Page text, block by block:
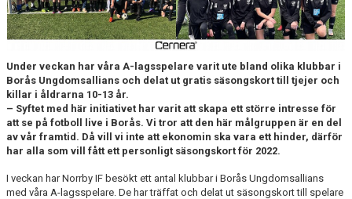
BILDER 2025
Under veckan har våra A-lagsspelare varit ute bland olika klubbar i
Borås Ungdomsallians och delat ut gratis säsongskort till tjejer och
killar i åldrarna 10-13 år.
– Syftet med här initiativet har varit att skapa ett större intresse för
att se på fotboll live i Borås. Vi tror att den här målgruppen är en del
av vår framtid. Då vill vi inte att ekonomin ska vara ett hinder, därför
har alla som vill fått ett personligt säsongskort för 2022.
I veckan har Norrby IF besökt ett antal klubbar i Borås Ungdomsallians
med våra A-lagsspelare. De har träffat och delat ut säsongskort till spelare